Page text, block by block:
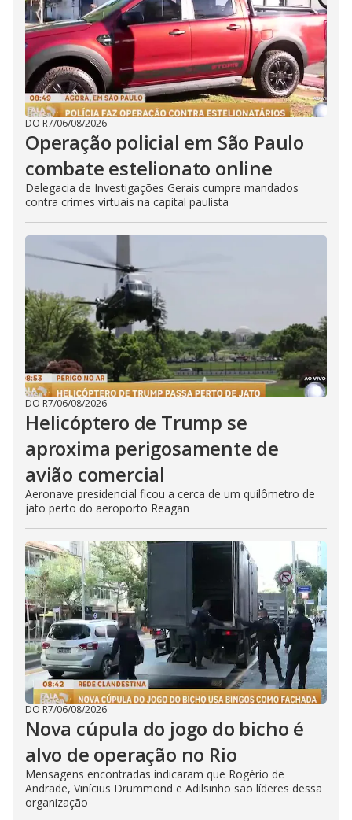
DO R7/06/08/2026
Operação policial em São Paulo
combate estelionato online
Delegacia de Investigações Gerais cumpre mandados
contra crimes virtuais na capital paulista
DO R7/06/08/2026
Helicóptero de Trump se
aproxima perigosamente de
avião comercial
Aeronave presidencial ficou a cerca de um quilômetro de
jato perto do aeroporto Reagan
DO R7/06/08/2026
Nova cúpula do jogo do bicho é
alvo de operação no Rio
Mensagens encontradas indicaram que Rogério de
Andrade, Vinícius Drummond e Adilsinho são líderes dessa
organização